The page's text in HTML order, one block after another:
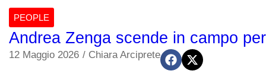
PEOPLE
Andrea Zenga scende in campo
12 Maggio 2026 / Chiara Arciprete